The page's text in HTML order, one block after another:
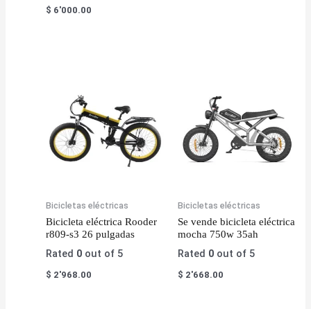
$ 6'000.00
Bicicletas eléctricas
Bicicleta eléctrica Rooder
r809-s3 26 pulgadas
Rated 0 out of 5
$ 2'968.00
Bicicletas eléctricas
Se vende bicicleta eléctrica
mocha 750w 35ah
Rated 0out of 5
$ 2'668.00